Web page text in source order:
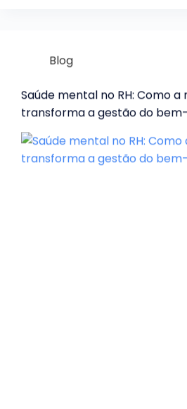
Blog
Saúde mental no RH: Como a
transforma a gestão do